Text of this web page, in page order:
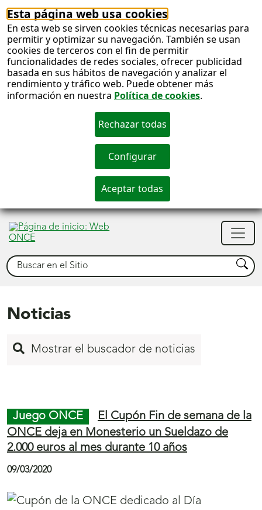
Esta página web usa cookies
En esta web se sirven cookies técnicas necesarias para
permitir y optimizar su navegación. También se usan
cookies de terceros con el fin de permitir
funcionalidades de redes sociales, ofrecer publicidad
basada en sus hábitos de navegación y analizar el
rendimiento y tráfico web. Puede obtener más
información en nuestra Política de cookies.
Buscar Buscar
Noticias
Mostrar el buscador de noticias
de
página
398
Juego ONCE
El Cupón Fin de semana de la
ONCE deja en Monesterio un Sueldazo de
2.000 euros al mes durante 10 años
09/03/2020